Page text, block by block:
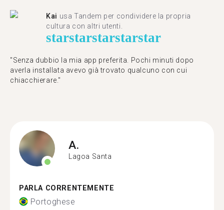
Kai usa Tandem per condividere la propria
cultura con altri utenti.
starstarstarstarstar
"Senza dubbio la mia app preferita. Pochi minuti dopo
averla installata avevo già trovato qualcuno con cui
chiacchierare."
A.
Lagoa Santa
PARLA CORRENTEMENTE
Portoghese